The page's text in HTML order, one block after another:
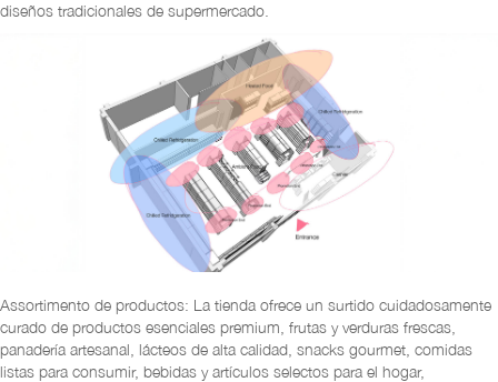
diseños tradicionales de supermercado.
Assortimento de productos: La tienda ofrece un surtido cuidadosamente
curado de productos esenciales premium, frutas y verduras frescas,
panadería artesanal, lácteos de alta calidad, snacks gourmet, comidas
listas para consumir, bebidas y artículos selectos para el hogar,